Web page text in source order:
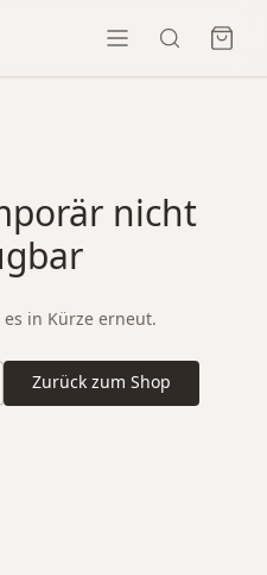
nicht
in Kürze erneut.
Zurück zum Shop